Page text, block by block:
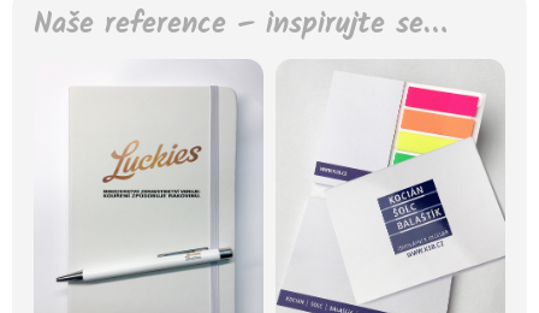
Naše reference – inspirujte se…